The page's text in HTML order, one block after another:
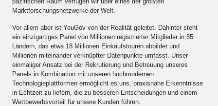
Marktforschungsnetzwerke der Welt.
Vor allem aber ist YouGov von der Realität geleitet. Dahinter steht
ein einzigartiges Panel von Millionen registrierter Mitglieder in 55
Ländern, das etwa 18 Millionen Einkaufstouren abbildet und
Millionen miteinander verknüpfter Datenpunkte umfasst. Unser
einmaliger Ansatz bei der Rekrutierung und Betreuung unseres
Panels in Kombination mit unseren hochmodernen
Technologieplattformen ermöglicht es uns, praxisnahe Erkenntnisse
in Echtzeit zu liefern, die zu besseren Entscheidungen und einem
Wettbewerbsvorteil für unsere Kunden führen.